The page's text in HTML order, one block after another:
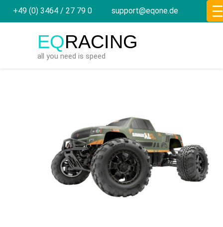
+49 (0) 3464 / 27 79 0 support@eqone.de
EQRACING
all you need is speed